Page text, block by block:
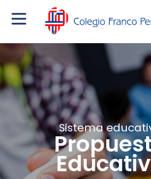
menu
Sistema